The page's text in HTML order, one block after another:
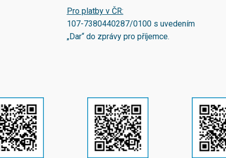
Pro platby v ČR:
107-7380440287/0100s uvedením
„Dar“ do zprávy pro příjemce.